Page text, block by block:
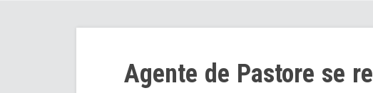
Agente de Pastore se